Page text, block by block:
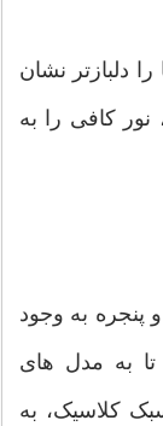
دلبازتر نشان
کافی را به
پنجره به وجود
به مدل های
کلاسیک، به